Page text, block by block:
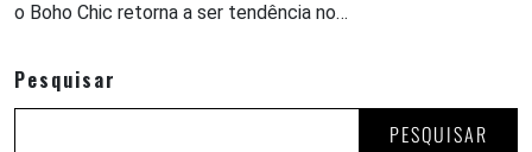
o Boho Chic retorna a ser tendência no…
Pesquisar
PESQUISAR